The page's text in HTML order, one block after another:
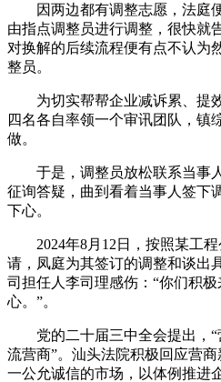
因两边都有调整志愿，法庭便
由指点调整员进行调整，很快就
对换解的后续流程便有点不认为
整员。
为切实帮帮企业减诉累、提
四名各自率领一个审讯团队，镇
做。
于是，调整员放松联系当事
征询答疑，曲到看着当事人签下
下心。
2024年8月12日，按照某工程
请，凤庭为其签订的调整和谈出
司担任人李司理感伤：“你们积
心。”。
党的二十届三中全会提出，“
流营商”。汕头法院积极回应营
一公允诚信的市场，以体例推进